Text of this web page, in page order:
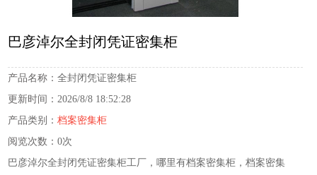
巴彦淖尔全封闭凭证密集柜
产品名称： 全封闭凭证密集柜
更新时间： 2026/8/8 18:52:28
产品类别： 档案密集柜
阅览次数： 0次
巴彦淖尔全封闭凭证密集柜工厂，哪里有档案密集柜，档案密集